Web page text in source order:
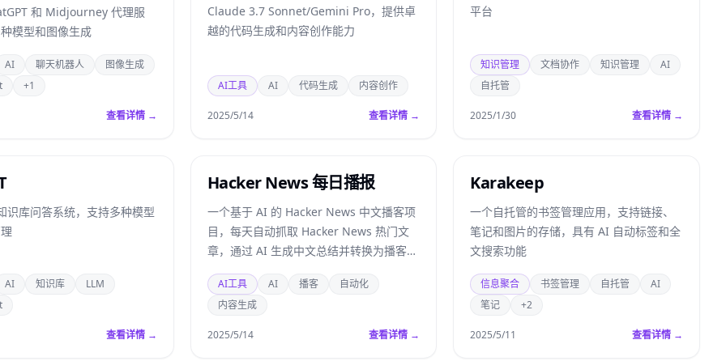
和 Midjourney 代理服
模型和图像生成
AI 聊天机器人
图像生成
+1
查看详情 →
Claude 3.7 Sonnet/Gemini Pro，提供卓
越的代码生成和内容创作能力
AI工具 AI 代码生成 内容创作
2025/5/14 查看详情 →
平台
知识管理 文档协作 知识管理
AI
自托管
2025/1/30 查看详情 →
识库问答系统，支持多种模型
AI 知识库
LLM
查看详情 →
Hacker News 每日播报
一个基于 AI 的 Hacker News 中文播客项
目，每天自动抓取 Hacker News 热门文
章，通过 AI 生成中文总结并转换为播客内
容
AI工具 AI 播客
自动化
内容生成
2025/5/14 查看详情 →
Karakeep
一个自托管的书签管理应用，支持链接、
笔记和图片的存储，具有 AI 自动标签和全
文搜索功能
信息聚合 书签管理 自托管
AI
笔记
+2
2025/5/11 查看详情 →